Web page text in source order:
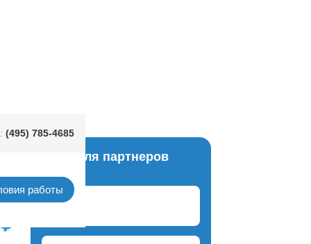
(495) 785-4685
работы
Вход для партнеров
Логин